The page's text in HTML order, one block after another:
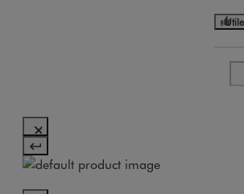
Utile